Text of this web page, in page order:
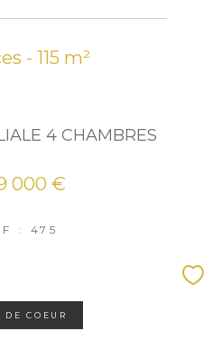
- 115 m²
4 CHAMBRES
000 €
: 475
DE COEUR